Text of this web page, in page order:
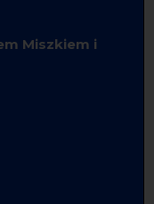
Miszkiem i